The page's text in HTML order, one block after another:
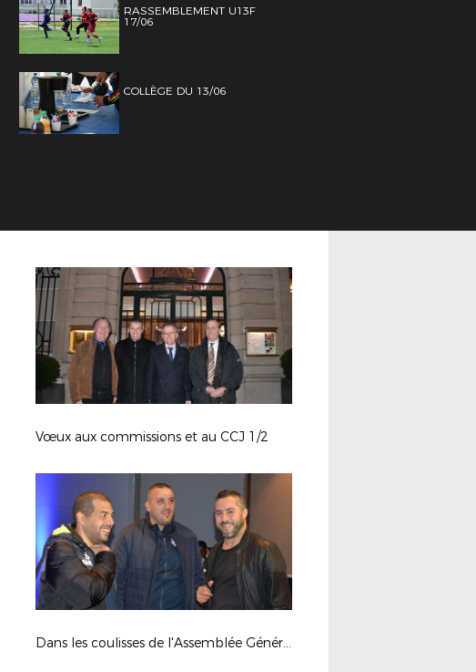
RASSEMBLEMENT U13F
17/06
COLLÈGE DU 13/06
Vœux aux commissions et au CCJ 1/2
Dans les coulisses de l'Assemblée Générale de la Ligue